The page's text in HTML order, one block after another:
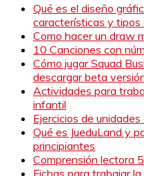
Qué es el diseño
características y tipos
Como hacer un draw
10 Canciones con
Cómo jugar Squad
descargar beta
Actividades para
infantil
Ejercicios de
Qué es JueduLand y
principiantes
Comprensión lectora
Fichas para trabajar